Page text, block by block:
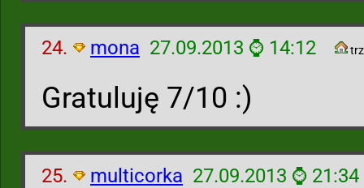
24. mona 27.09.2013 ⌚ 14:12
Gratuluję 7/10 :)
25. multicorka 27.09.2013 ⌚ 21:34